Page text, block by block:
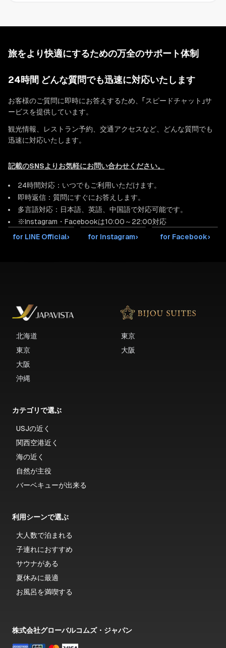
旅をより快適にするための万全のサポート体制
24時間 どんな質問でも迅速に対応いたします
お客様のご質問に即時にお答えするため、「スピードチャット」サ
ービスを提供しています。
観光情報、レストラン予約、交通アクセスなど、どんな質問でも
迅速に対応いたします。
記載のSNSよりお気軽にお問い合わせください。
24時間対応：いつでもご利用いただけます。
即時返信：質問にすぐにお答えします。
多言語対応：日本語、英語、中国語で対応可能です。
※Instagram・Facebookは10:00～22:00対応
for LINE Official› for Instagram› for Facebook›
北海道
東京
大阪
沖縄
東京
大阪
カテゴリで選ぶ
USJの近く
関西空港近く
海の近く
自然が主役
バーベキューが出来る
利用シーンで選ぶ
大人数で泊まれる
子連れにおすすめ
サウナがある
夏休みに最適
お風呂を満喫する
株式会社グローバルコムズ・ジャパン